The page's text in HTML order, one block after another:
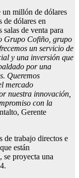
un millón de dólares
de dólares en
salas de venta para
Grupo Cofiño, grupo
un servicio de
y una inversión que
por una
Queremos
mercado
nuestra innovación,
con la
Gerente
de trabajo directos e
están
se proyecta una